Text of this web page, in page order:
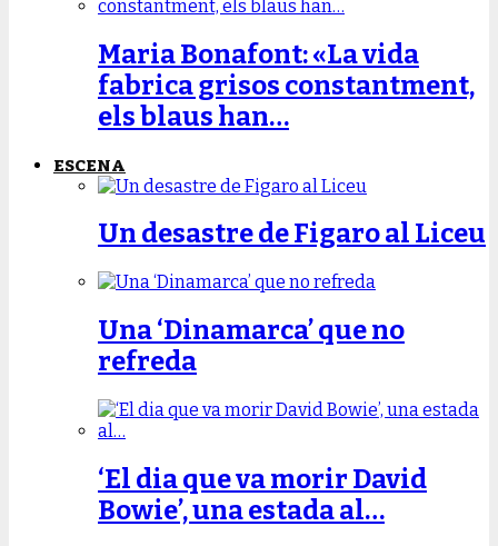
Maria Bonafont: «La vida
fabrica grisos constantment,
els blaus han…
ESCENA
Un desastre de Figaro al Liceu
Una ‘Dinamarca’ que no
refreda
‘El dia que va morir David
Bowie’, una estada al…